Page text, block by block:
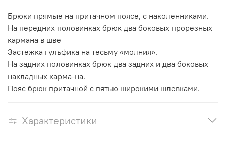
Брюки прямые на притачном поясе, с наколенниками.
На передних половинках брюк два боковых прорезных
кармана в шве
Застежка гульфика на тесьму «молния».
На задних половинках брюк два задних и два боковых
накладных карма-на.
Пояс брюк притачной с пятью широкими шлевками.
Характеристики